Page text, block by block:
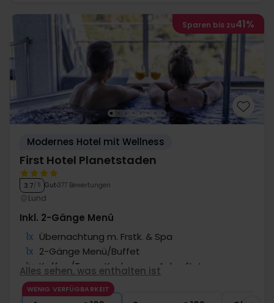
Sparen bis zu41%
Modernes Hotel mit Wellness
First Hotel Planetstaden
3.7/ 5 Gut 377 Bewertungen
Lund
Inkl. 2-Gänge Menü
1x Übernachtung m. Frstk. & Spa
1x 2-Gänge Menü/Buffet
1x Kaffee/Tee u. Kuchen am Ankunftstag
1x Wurstplatte und ein Glas Sekt
∞ Gratis Parken
Alles sehen, was enthalten ist
WENIG VERFÜGBARKEIT